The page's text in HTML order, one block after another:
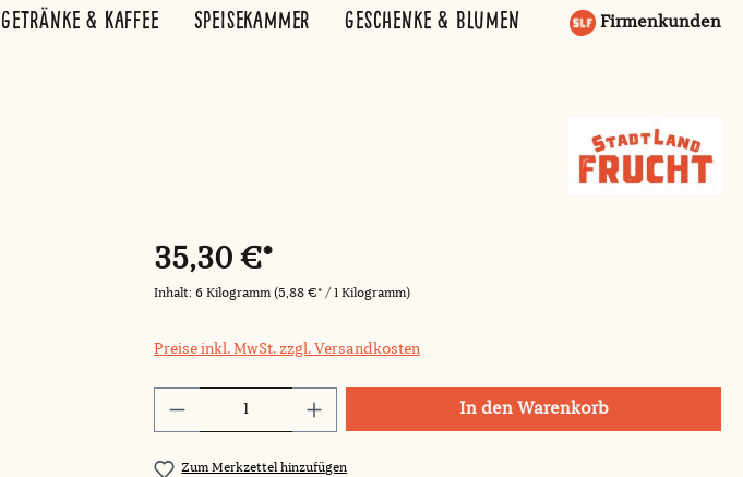
Getränke & Kaffee Speisekammer Geschenke & Blumen Firmenkunden
35,30 €*
Inhalt: 6 Kilogramm (5,88 €* / 1 Kilogramm)
Preise inkl. MwSt. zzgl. Versandkosten
Produkt Anzahl: Gib den gewünschten Wert
In den Warenkorb
Zum Merkzettel hinzufügen